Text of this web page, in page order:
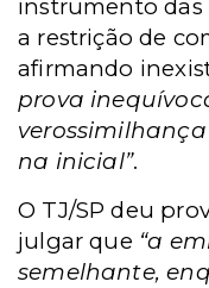
instrumento das
a restrição de
afirmando
prova
na inicial”.
O TJ/SP deu
julgar que “a
semelhante,